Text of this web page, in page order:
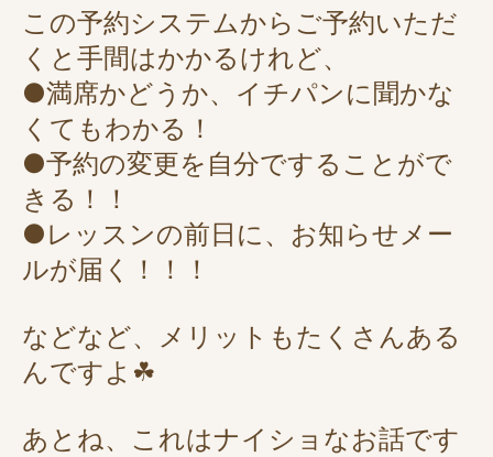
この予約システムからご予約いただ
くと手間はかかるけれど、
●満席かどうか、イチパンに聞かな
くてもわかる！
●予約の変更を自分ですることがで
きる！！
●レッスンの前日に、お知らせメー
ルが届く！！！
などなど、メリットもたくさんある
んですよ☘
あとね、これはナイショなお話です